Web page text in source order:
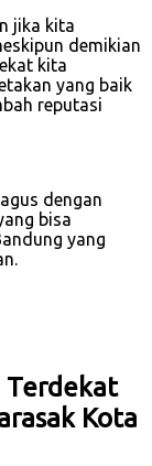
jika kita
demikian
kita
yang baik
reputasi
dengan
bisa
yang
Terdekat
Kota